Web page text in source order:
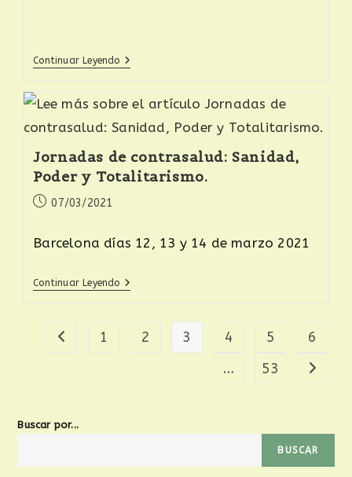
Continuar Leyendo
Jornadas de contrasalud: Sanidad,
Poder y Totalitarismo.
07/03/2021
Barcelona días 12, 13 y 14 de marzo 2021
Continuar Leyendo
1 2 3 4 5
6
…
53
Buscar por...
BUSCAR